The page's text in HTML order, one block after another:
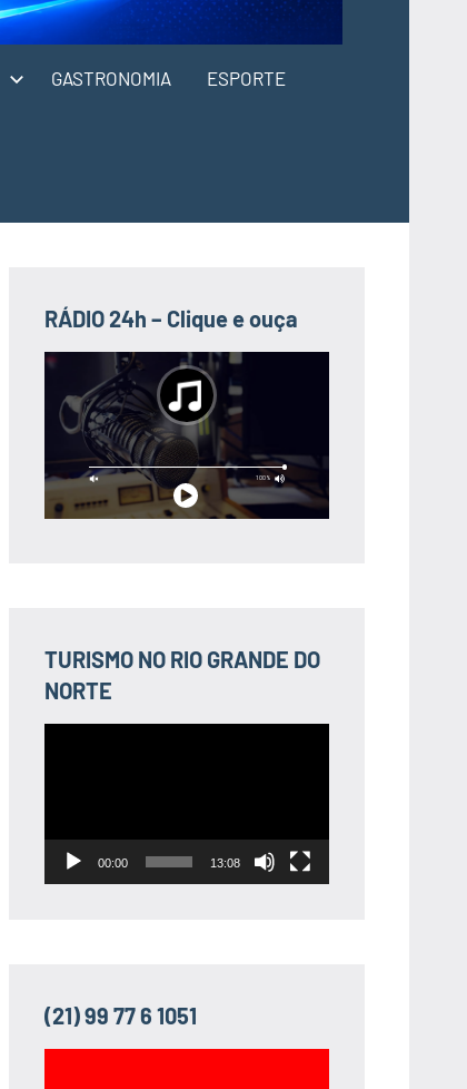
GASTRONOMIA ESPORTE
RÁDIO 24h – Clique e ouça
TURISMO NO RIO GRANDE DO
NORTE
00:00 13:08
(21) 99 77 6 1051